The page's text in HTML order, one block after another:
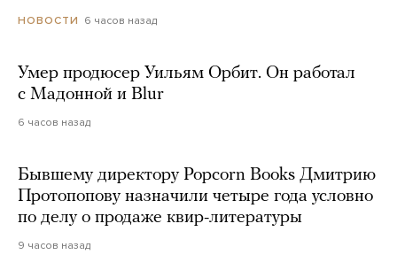
НОВОСТИ 6 часов назад
Умер продюсер Уильям Орбит. Он работал
с Мадонной и Blur
6 часов назад
Бывшему директору Popcorn Books Дмитрию
Протопопову назначили четыре года условно
по делу о продаже квир-литературы
9 часов назад